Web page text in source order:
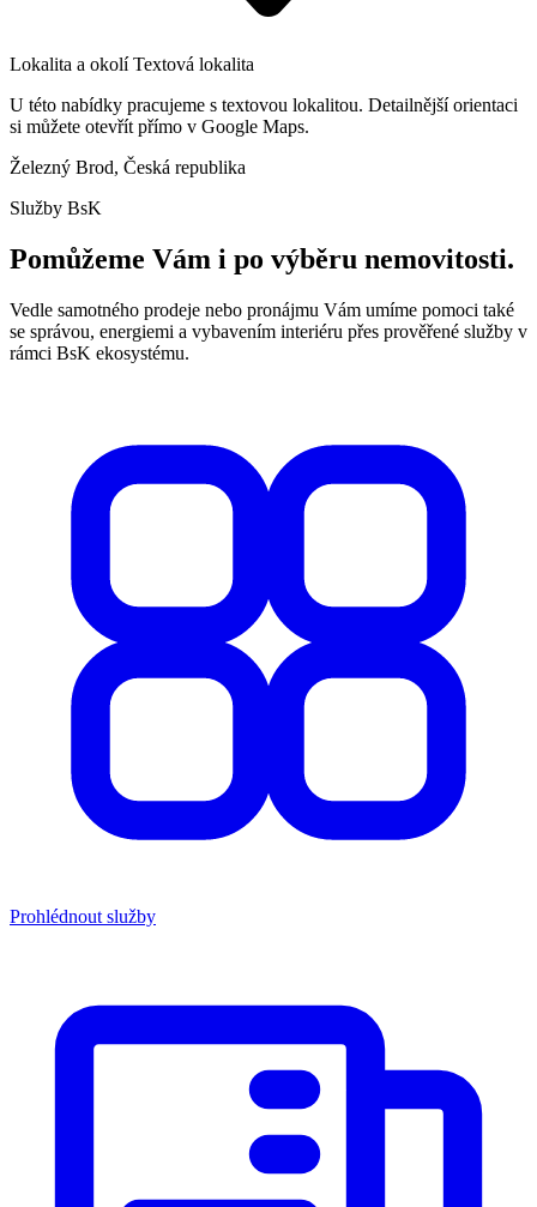
Lokalita a okolí Textová lokalita
U této nabídky pracujeme s textovou lokalitou. Detailnější orientaci
si můžete otevřít přímo v Google Maps.
Železný Brod, Česká republika
Služby BsK
Pomůžeme Vám i po výběru nemovitosti.
Vedle samotného prodeje nebo pronájmu Vám umíme pomoci také
se správou, energiemi a vybavením interiéru přes prověřené služby v
rámci BsK ekosystému.
Prohlédnout služby